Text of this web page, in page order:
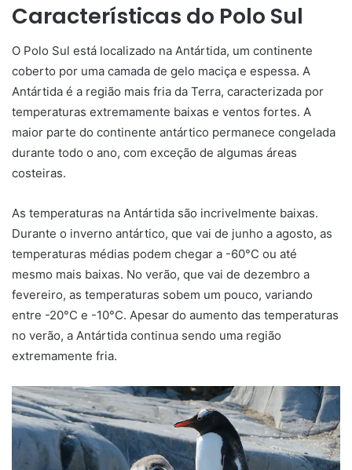
Características do Polo Sul
O Polo Sul está localizado na Antártida, um continente
coberto por uma camada de gelo maciça e espessa. A
Antártida é a região mais fria da Terra, caracterizada por
temperaturas extremamente baixas e ventos fortes. A
maior parte do continente antártico permanece congelada
durante todo o ano, com exceção de algumas áreas
costeiras.
As temperaturas na Antártida são incrivelmente baixas.
Durante o inverno antártico, que vai de junho a agosto, as
temperaturas médias podem chegar a -60°C ou até
mesmo mais baixas. No verão, que vai de dezembro a
fevereiro, as temperaturas sobem um pouco, variando
entre -20°C e -10°C. Apesar do aumento das temperaturas
no verão, a Antártida continua sendo uma região
extremamente fria.